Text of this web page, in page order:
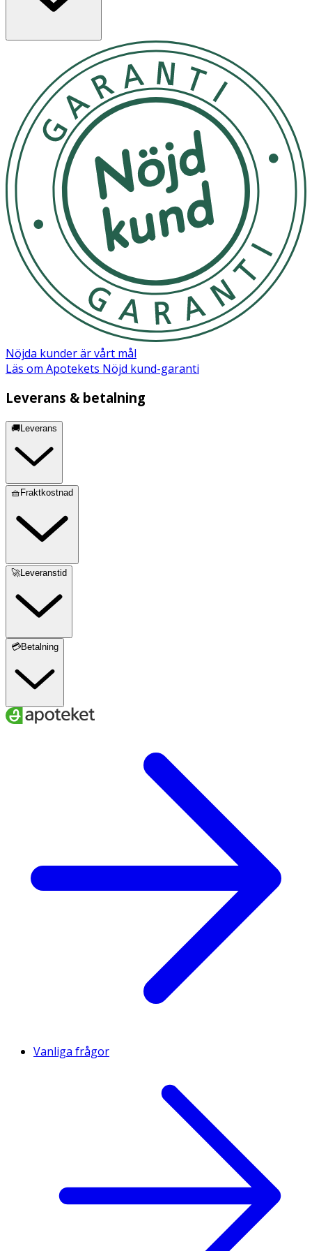
som en ärta, masseras ett par sekunder mellan
- Förvaras i rumstemperatur.
Aqua, Ethylhexyl stearate, Glycine soja oil, Squalane,
Glycerin, Butyrospermum Parkii butter, Tribehenin,
Sorbitol , Lauryl Lactate, Polyglyceryl-3 Polyricinoleate,
Sorbitan Oleate, Phenoxyethanol , Cera alba , Zinc oxide,
Alcohol , Phantenol , Caprylic(Capric Triglyceride, Cetyl
Palmitate, Aroma/Fragrance, Hamamelis, Echinacea,
Hypericum, Calendula, Salvia, Camomilla, Stereoler från
rapsolja, Magnesium sulfate, Vitamin B5, Bisabolol , A-,
B-, C, och E-vitamin, Phytantriol, Ethylhexylglycerin,
Coumarin, Linalool, Amyl cinnamal, Citronellol, Geraniol,
Hexyl Cinnamal, Eugenol, Lecithin , Hydrogenated palm
Glycerides Citrate , Citric Acid.
Nöjda kunder är vårt mål
Läs om Apotekets Nöjd kund-garanti
Leverans & betalning
🚚Leverans
🧺Fraktkostnad
🚀Leveranstid
💳Betalning
Vanliga frågor